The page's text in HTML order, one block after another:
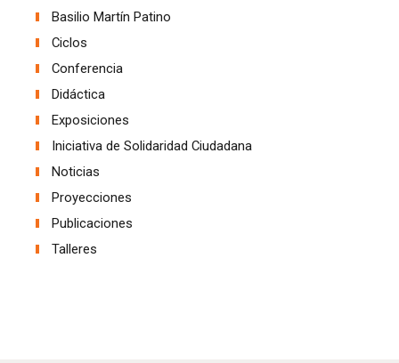
Basilio Martín Patino
Ciclos
Conferencia
Didáctica
Exposiciones
Iniciativa de Solidaridad Ciudadana
Noticias
Proyecciones
Publicaciones
Talleres